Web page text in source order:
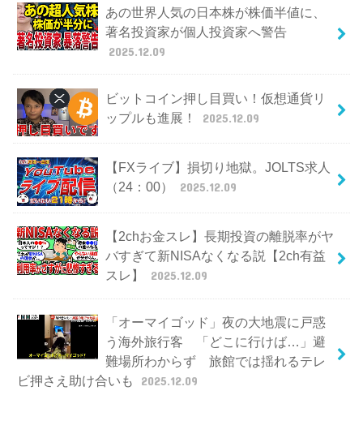
あの世界人気の日本株が株価半値に、
著名投資家が個人投資家へ警告
2025.12.09
ビットコイン押し目買い！仮想通貨リ
ップルも進展！
2025.12.09
【FXライブ】損切り地獄。JOLTS求人
（24：00）
2025.12.09
【2chお金スレ】長期投資の離脱率がヤ
バすぎて新NISAなくなる説【2ch有益
スレ】
2025.12.09
「オーマイゴッド」夜の大地震に戸惑
う海外旅行客 「どこに行けば…」避
難場所わからず 旅館では揺れるテレ
ビ押さえ助け合いも
2025.12.09